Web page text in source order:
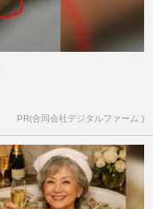
PR(合同会社デジタルファーム )